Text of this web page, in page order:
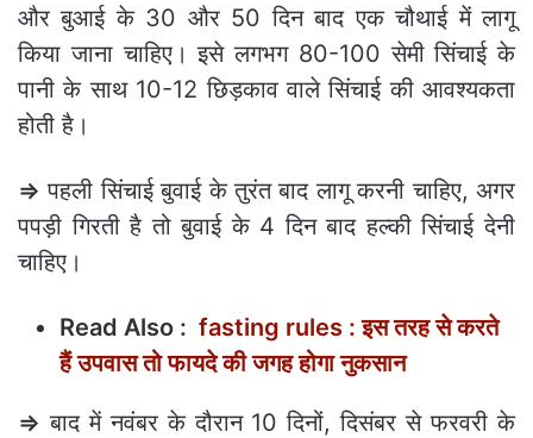
और बुआई के 30 और 50 दिन बाद एक चौथाई में लागू
किया जाना चाहिए। इसे लगभग 80-100 सेमी सिंचाई के
पानी के साथ 10-12 छिड़काव वाले सिंचाई की आवश्यकता
होती है।
⇒ पहली सिंचाई बुवाई के तुरंत बाद लागू करनी चाहिए, अगर
पपड़ी गिरती है तो बुवाई के 4 दिन बाद हल्की सिंचाई देनी
चाहिए।
Read Also : fasting rules : इस तरह से करते
हैं उपवास तो फायदे की जगह होगा नुकसान
⇒ बाद में नवंबर के दौरान 10 दिनों, दिसंबर से फरवरी के